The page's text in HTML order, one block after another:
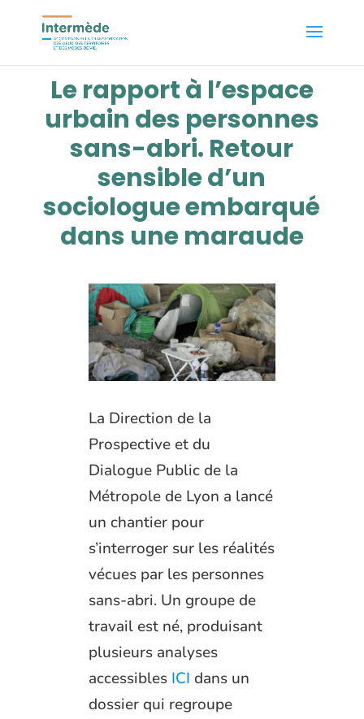
Le rapport à l’espace
urbain des personnes
sans-abri. Retour
sensible d’un
sociologue embarqué
dans une maraude
La Direction de la
Prospective et du
Dialogue Public de la
Métropole de Lyon a lancé
un chantier pour
s’interroger sur les réalités
vécues par les personnes
sans-abri. Un groupe de
travail est né, produisant
plusieurs analyses
accessibles ICI dans un
dossier qui regroupe